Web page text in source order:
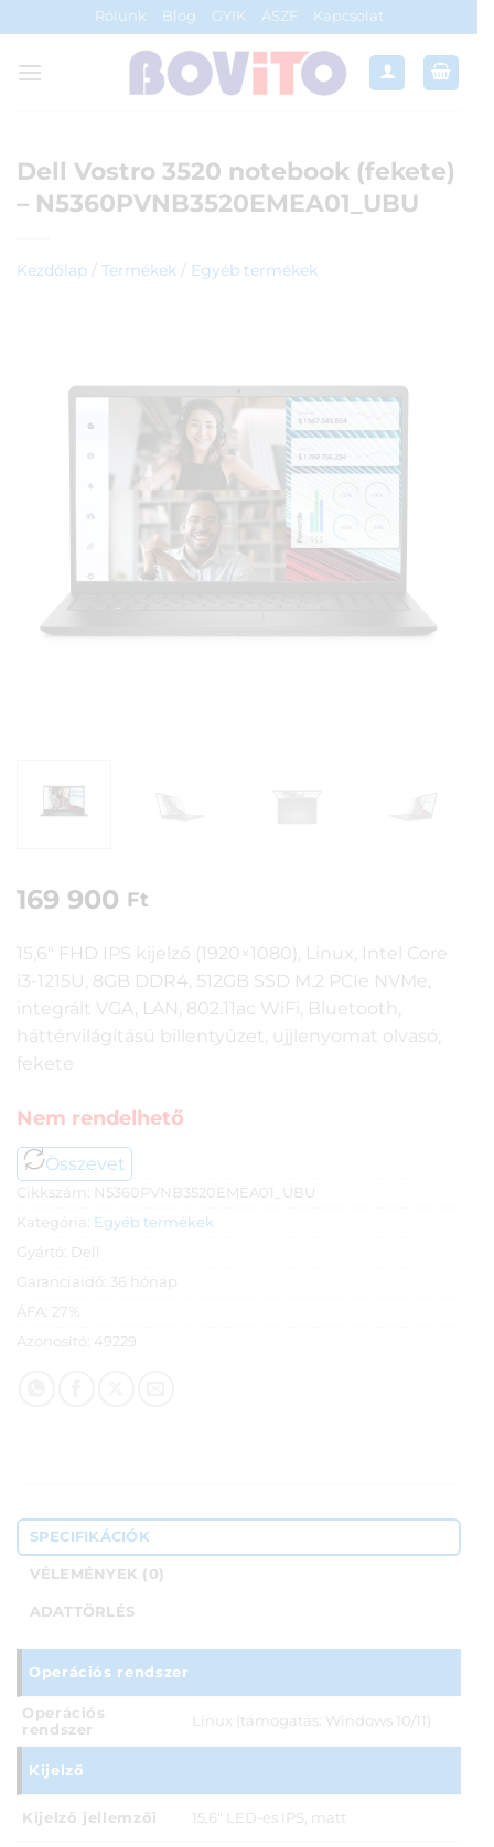
to
content
Rólunk Blog GYIK ÁSZF Kapcsolat
Dell Vostro 3520 notebook (fekete)
– N5360PVNB3520EMEA01_UBU
Kezdőlap / Termékek / Egyéb termékek
169 900 Ft
15,6″ FHD IPS kijelző (1920×1080), Linux, Intel Core
i3-1215U, 8GB DDR4, 512GB SSD M.2 PCIe NVMe,
integrált VGA, LAN, 802.11ac WiFi, Bluetooth,
háttérvilágítású billentyűzet, ujjlenyomat olvasó,
fekete
Nem rendelhető
Összevet
Cikkszám: N5360PVNB3520EMEA01_UBU
Kategória: Egyéb termékek
Gyártó: Dell
Garanciaidő: 36 hónap
ÁFA: 27%
Azonosító: 49229
SPECIFIKÁCIÓK
VÉLEMÉNYEK (0)
ADATTÖRLÉS
Operációs rendszer
Operációs
rendszer
Linux (támogatás: Windows 10/11)
Kijelző
Kijelző jellemzői 15,6" LED-es IPS, matt